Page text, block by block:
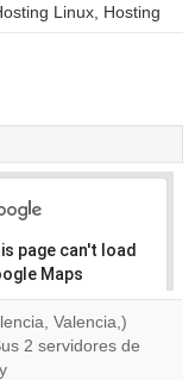
Linux, Hosting
page can't load
Maps
you
own this
Valencia,)
2 servidores de